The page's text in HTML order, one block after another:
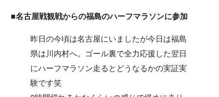
■名古屋戦観戦からの福島のハーフマラソンに参加
昨日の今頃は名古屋にいましたが今日は福島
県は川内村へ。ゴール裏で全力応援した翌日
にハーフマラソン走るとどうなるかの実証実
験です笑